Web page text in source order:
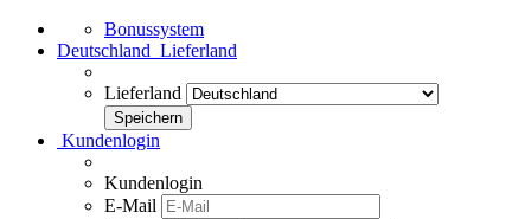
Bonussystem
Deutschland Lieferland
Lieferland
Kundenlogin
Kundenlogin
E-Mail